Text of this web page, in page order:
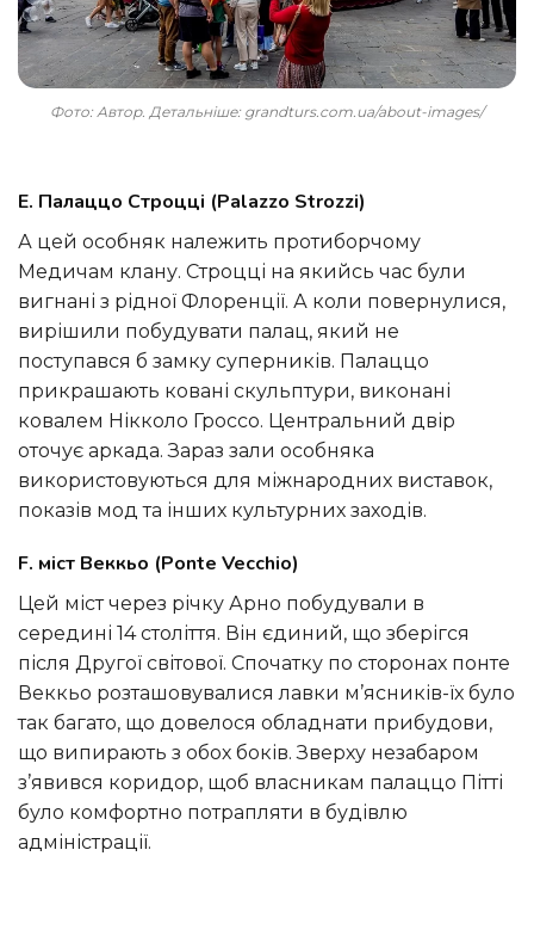
Фото: Автор. Детальніше: grandturs.com.ua/about-images/
E. Палаццо Строцці (Palazzo Strozzi)
А цей особняк належить протиборчому
Медичам клану. Строцці на якийсь час були
вигнані з рідної Флоренції. А коли повернулися,
вирішили побудувати палац, який не
поступався б замку суперників. Палаццо
прикрашають ковані скульптури, виконані
ковалем Нікколо Гроссо. Центральний двір
оточує аркада. Зараз зали особняка
використовуються для міжнародних виставок,
показів мод та інших культурних заходів.
F. міст Веккьо (Ponte Vecchio)
Цей міст через річку Арно побудували в
середині 14 століття. Він єдиний, що зберігся
після Другої світової. Спочатку по сторонах понте
Веккьо розташовувалися лавки м’ясників-їх було
так багато, що довелося обладнати прибудови,
що випирають з обох боків. Зверху незабаром
з’явився коридор, щоб власникам палаццо Пітті
було комфортно потрапляти в будівлю
адміністрації.